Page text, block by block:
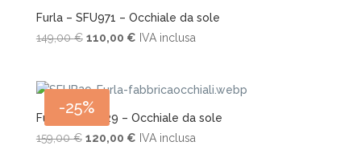
Furla – SFU971 – Occhiale da sole
149,00€ Il
era:
149,00 €.
110,00 €Il
è:
110,00 €.
IVA inclusa
-25%
Furla – SFUB29 – Occhiale da sole
159,00€ Il
120,00 €IlIVA inclusa